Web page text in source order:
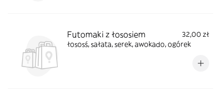
Futomaki z łososiem
32,00 zł
łososś, sałata, serek, awokado, ogórek